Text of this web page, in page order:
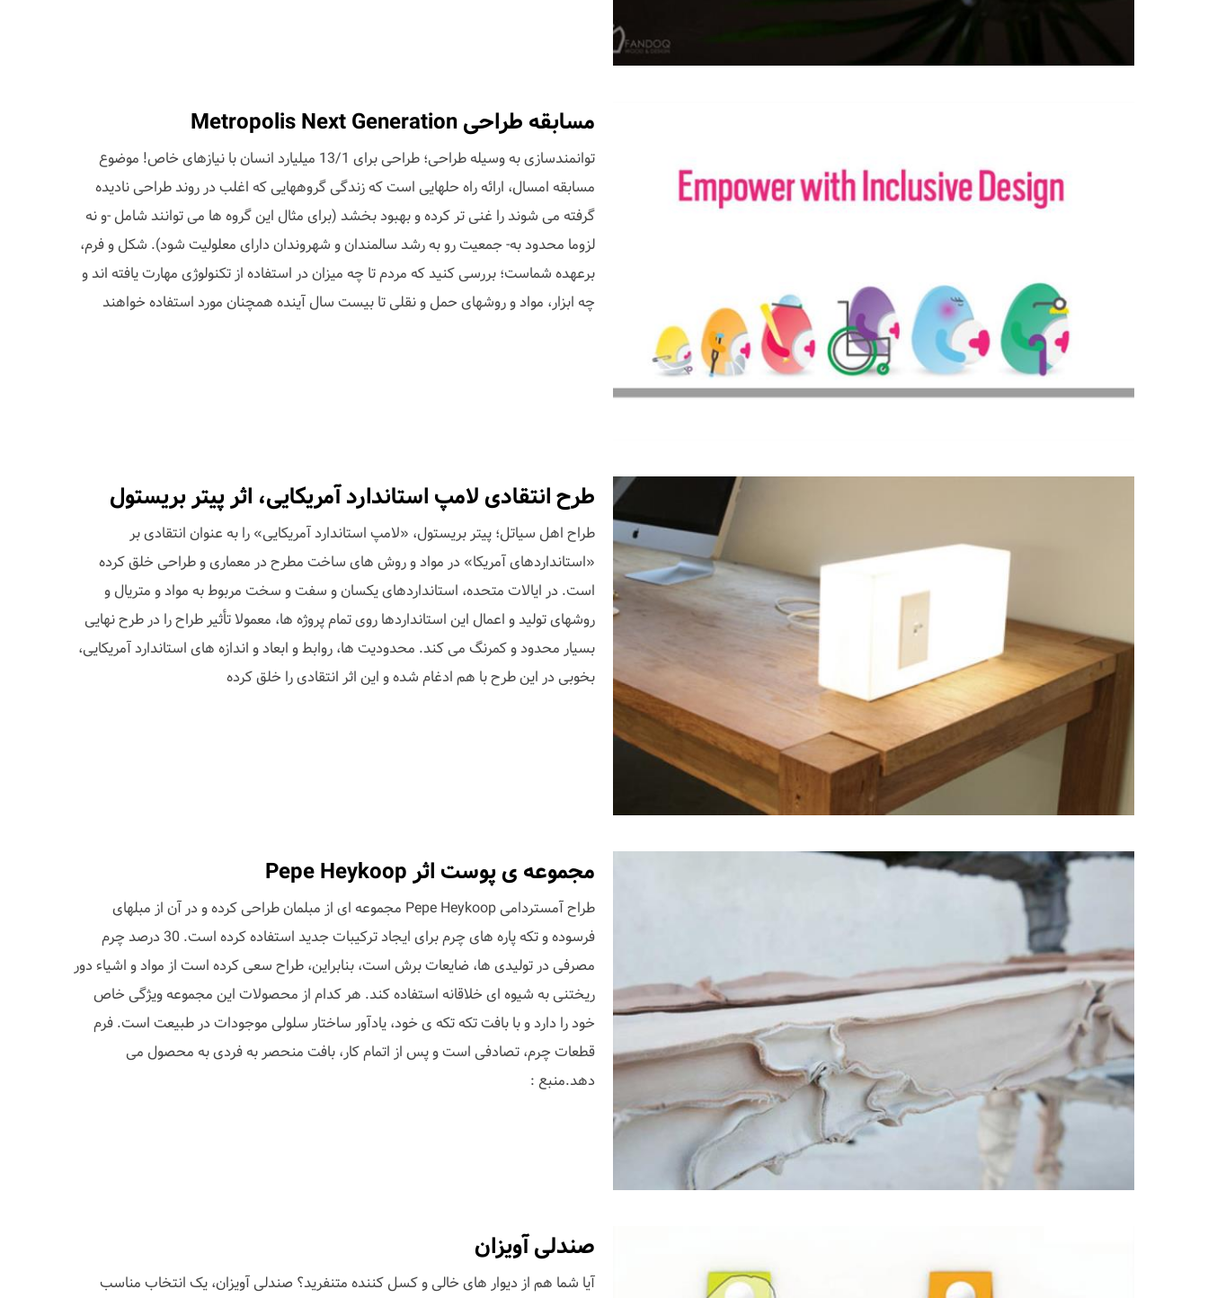
مسابقه طراحی Metropolis Next Generation
توانمندسازی به وسیله طراحی؛ طراحی برای 13/1 میلیارد انسان با نیازهای خاص! موضوع
مسابقه امسال، ارائه راه حلهایی است که زندگی گروههایی که اغلب در روند طراحی نادیده
گرفته می شوند را غنی تر کرده و بهبود بخشد (برای مثال این گروه ها می توانند شامل -و نه
لزوما محدود به- جمعیت رو به رشد سالمندان و شهروندان دارای معلولیت شود). شکل و فرم،
برعهده شماست؛ بررسی کنید که مردم تا چه میزان در استفاده از تکنولوژی مهارت یافته اند و
چه ابزار، مواد و روشهای حمل و نقلی تا بیست سال آینده همچنان مورد استفاده خواهند
طرح انتقادی لامپ استاندارد آمریکایی، اثر پیتر بریستول
طراح اهل سیاتل؛ پیتر بریستول، «لامپ استاندارد آمریکایی» را به عنوان انتقادی بر
«استانداردهای آمریکا» در مواد و روش های ساخت مطرح در معماری و طراحی خلق کرده
است. در ایالات متحده، استانداردهای یکسان و سفت و سخت مربوط به مواد و متریال و
روشهای تولید و اعمال این استانداردها روی تمام پروژه ها، معمولا تأثیر طراح را در طرح نهایی
بسیار محدود و کمرنگ می کند. محدودیت ها، روابط و ابعاد و اندازه های استاندارد آمریکایی،
بخوبی در این طرح با هم ادغام شده و این اثر انتقادی را خلق کرده
مجموعه ی پوست اثر Pepe Heykoop
طراح آمستردامی Pepe Heykoop مجموعه ای از مبلمان طراحی کرده و در آن از مبلهای
فرسوده و تکه پاره های چرم برای ایجاد ترکیبات جدید استفاده کرده است. 30 درصد چرم
مصرفی در تولیدی ها، ضایعات برش است، بنابراین، طراح سعی کرده است از مواد و اشیاء دور
ریختنی به شیوه ای خلاقانه استفاده کند. هر کدام از محصولات این مجموعه ویژگی خاص
خود را دارد و با بافت تکه تکه ی خود، یادآور ساختار سلولی موجودات در طبیعت است. فرم
قطعات چرم، تصادفی است و پس از اتمام کار، بافت منحصر به فردی به محصول می
دهد.منبع :
صندلی آویزان
آیا شما هم از دیوار های خالی و کسل کننده متنفرید؟ صندلی آویزان، یک انتخاب مناسب